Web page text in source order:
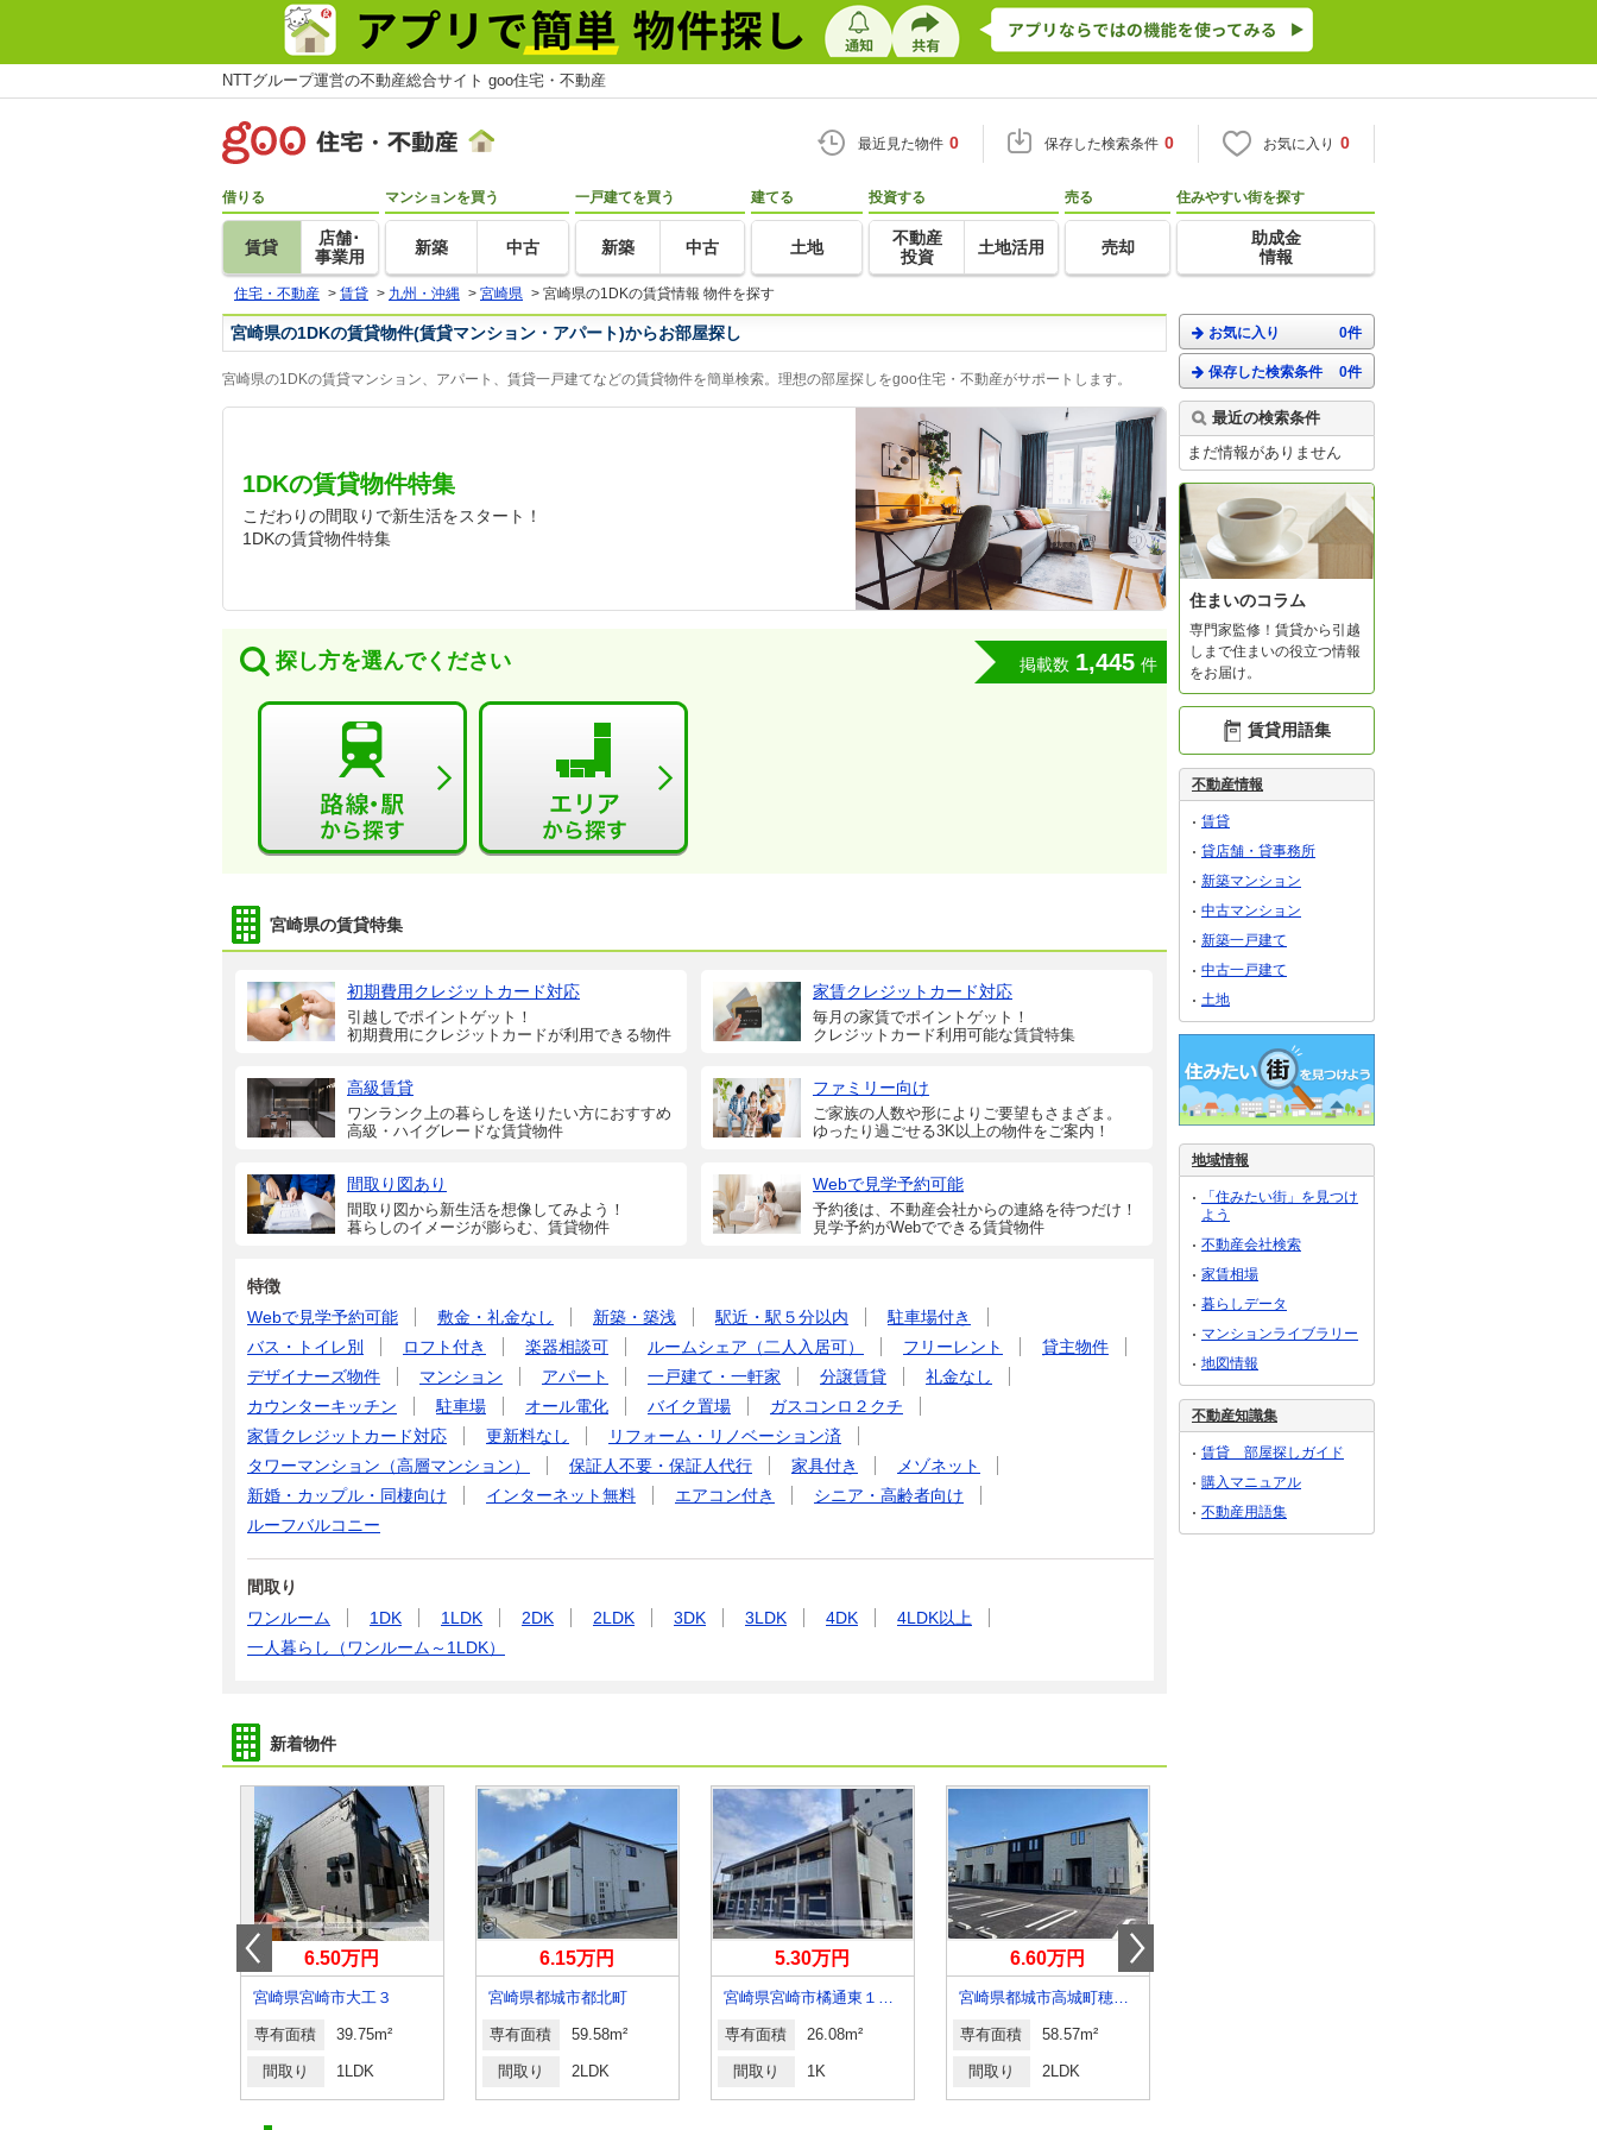
NTTグループ運営の不動産総合サイト goo住宅・不動産
最近見た物件 0 保存した検索条件 0 お気に入り 0
借りる
賃貸
店舗･
事業用
マンションを買う
新築 中古
一戸建てを買う
新築 中古
建てる
土地
投資する
不動産
投資
土地活用
売る
売却
住みやすい街を探す
助成金
情報
住宅・不動産 > 賃貸 > 九州・沖縄 > 宮崎県 > 宮崎県の1DKの賃貸情報 物件を探す
宮崎県の1DKの賃貸物件(賃貸マンション・アパート)からお部屋探し
宮崎県の1DKの賃貸マンション、アパート、賃貸一戸建てなどの賃貸物件を簡単検索。理想の部屋探しをgoo住宅・不動産がサポートします。
1DKの賃貸物件特集
こだわりの間取りで新生活をスタート！
1DKの賃貸物件特集
探し方を選んでください 掲載数 1,445 件
宮崎県の賃貸特集
初期費用クレジットカード対応
引越しでポイントゲット！
初期費用にクレジットカードが利用できる物件
家賃クレジットカード対応
毎月の家賃でポイントゲット！
クレジットカード利用可能な賃貸特集
高級賃貸
ワンランク上の暮らしを送りたい方におすすめ
高級・ハイグレードな賃貸物件
ファミリー向け
ご家族の人数や形によりご要望もさまざま。
ゆったり過ごせる3K以上の物件をご案内！
間取り図あり
間取り図から新生活を想像してみよう！
暮らしのイメージが膨らむ、賃貸物件
Webで見学予約可能
予約後は、不動産会社からの連絡を待つだけ！
見学予約がWebでできる賃貸物件
特徴
Webで見学予約可能
敷金・礼金なし 新築・築浅 駅近・駅５分以内
駐車場付き
バス・トイレ別
ロフト付き 楽器相談可 ルームシェア（二人入居可） フリーレント
貸主物件
デザイナーズ物件
マンション アパート 一戸建て・一軒家 分譲賃貸
礼金なし
カウンターキッチン
駐車場 オール電化 バイク置場
ガスコンロ２クチ
家賃クレジットカード対応
更新料なし
リフォーム・リノベーション済
タワーマンション（高層マンション）
保証人不要・保証人代行 家具付き
メゾネット
新婚・カップル・同棲向け
インターネット無料 エアコン付き
シニア・高齢者向け
ルーフバルコニー
間取り
ワンルーム
1DK 1LDK 2DK 2LDK 3DK 3LDK 4DK
4LDK以上
一人暮らし（ワンルーム～1LDK）
新着物件
6.50万円
宮崎県宮崎市大工３
専有面積 39.75m²
間取り 1LDK
6.15万円
宮崎県都城市都北町
専有面積 59.58m²
間取り 2LDK
5.30万円
宮崎県宮崎市橘通東１丁目
専有面積 26.08m²
間取り 1K
6.60万円
宮崎県都城市高城町穂満坊
専有面積 58.57m²
間取り 2LDK
お気に入り 0件
保存した検索条件 0件
最近の検索条件
まだ情報がありません
住まいのコラム
専門家監修！賃貸から引越
しまで住まいの役立つ情報
をお届け。
賃貸用語集
不動産情報
賃貸
貸店舗・貸事務所
新築マンション
中古マンション
新築一戸建て
中古一戸建て
土地
地域情報
「住みたい街」を見つけ
よう
不動産会社検索
家賃相場
暮らしデータ
マンションライブラリー
地図情報
不動産知識集
賃貸 部屋探しガイド
購入マニュアル
不動産用語集